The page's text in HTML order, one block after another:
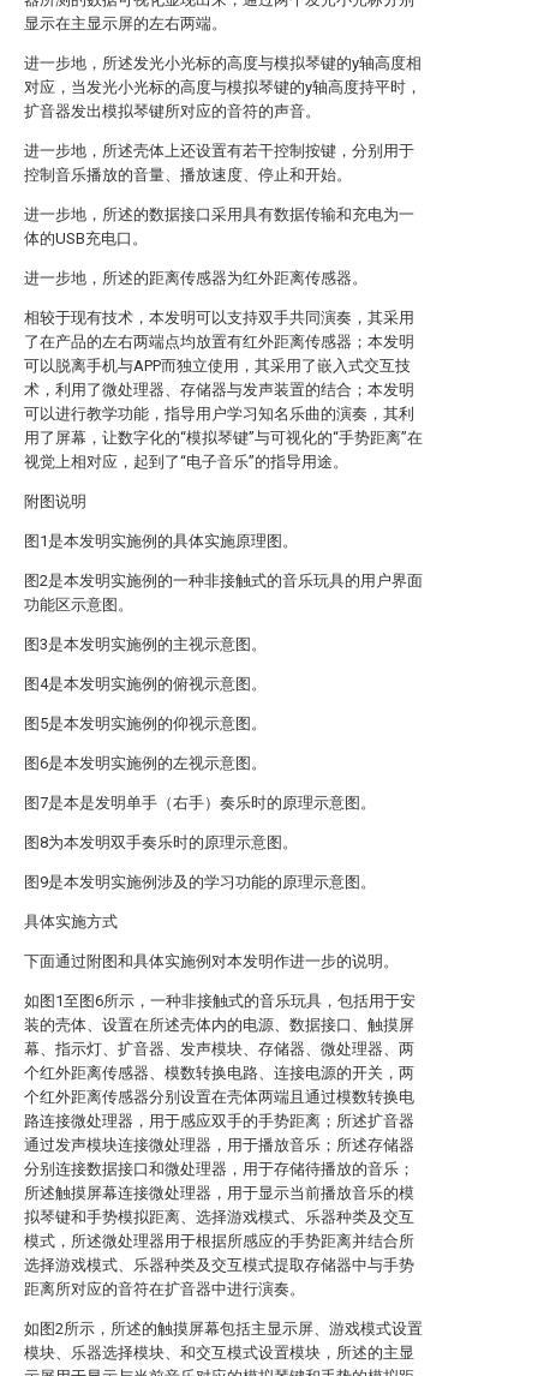
显示在主显示屏的左右两端。
进一步地，所述发光小光标的高度与模拟琴键的y轴高度相
对应，当发光小光标的高度与模拟琴键的y轴高度持平时，
扩音器发出模拟琴键所对应的音符的声音。
进一步地，所述壳体上还设置有若干控制按键，分别用于
控制音乐播放的音量、播放速度、停止和开始。
进一步地，所述的数据接口采用具有数据传输和充电为一
体的USB充电口。
进一步地，所述的距离传感器为红外距离传感器。
相较于现有技术，本发明可以支持双手共同演奏，其采用
了在产品的左右两端点均放置有红外距离传感器；本发明
可以脱离手机与APP而独立使用，其采用了嵌入式交互技
术，利用了微处理器、存储器与发声装置的结合；本发明
可以进行教学功能，指导用户学习知名乐曲的演奏，其利
用了屏幕，让数字化的“模拟琴键”与可视化的“手势距离”在
视觉上相对应，起到了“电子音乐”的指导用途。
附图说明
图1是本发明实施例的具体实施原理图。
图2是本发明实施例的一种非接触式的音乐玩具的用户界面
功能区示意图。
图3是本发明实施例的主视示意图。
图4是本发明实施例的俯视示意图。
图5是本发明实施例的仰视示意图。
图6是本发明实施例的左视示意图。
图7是本是发明单手（右手）奏乐时的原理示意图。
图8为本发明双手奏乐时的原理示意图。
图9是本发明实施例涉及的学习功能的原理示意图。
具体实施方式
下面通过附图和具体实施例对本发明作进一步的说明。
如图1至图6所示，一种非接触式的音乐玩具，包括用于安
装的壳体、设置在所述壳体内的电源、数据接口、触摸屏
幕、指示灯、扩音器、发声模块、存储器、微处理器、两
个红外距离传感器、模数转换电路、连接电源的开关，两
个红外距离传感器分别设置在壳体两端且通过模数转换电
路连接微处理器，用于感应双手的手势距离；所述扩音器
通过发声模块连接微处理器，用于播放音乐；所述存储器
分别连接数据接口和微处理器，用于存储待播放的音乐；
所述触摸屏幕连接微处理器，用于显示当前播放音乐的模
拟琴键和手势模拟距离、选择游戏模式、乐器种类及交互
模式，所述微处理器用于根据所感应的手势距离并结合所
选择游戏模式、乐器种类及交互模式提取存储器中与手势
距离所对应的音符在扩音器中进行演奏。
如图2所示，所述的触摸屏幕包括主显示屏、游戏模式设置
模块、乐器选择模块、和交互模式设置模块，所述的主显